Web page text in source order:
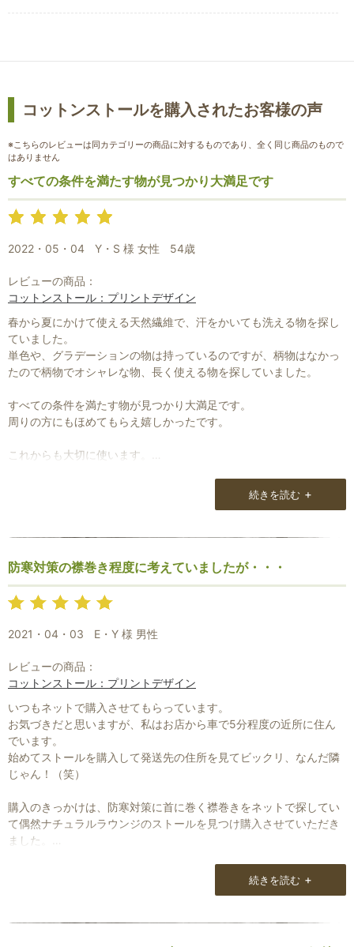
コットンストールを購入されたお客様の声
※こちらのレビューは同カテゴリーの商品に対するものであり、全く同じ商品のもので
はありません
すべての条件を満たす物が見つかり大満足です
2022・05・04 Y・S 様 女性 54歳
レビューの商品：
コットンストール：プリントデザイン
春から夏にかけて使える天然繊維で、汗をかいても洗える物を探し
ていました。
単色や、グラデーションの物は持っているのですが、柄物はなかっ
たので柄物でオシャレな物、長く使える物を探していました。
すべての条件を満たす物が見つかり大満足です。
周りの方にもほめてもらえ嬉しかったです。
これからも大切に使います。
続きを読む +
防寒対策の襟巻き程度に考えていましたが・・・
2021・04・03 E・Y 様 男性
レビューの商品：
コットンストール：プリントデザイン
いつもネットで購入させてもらっています。
お気づきだと思いますが、私はお店から車で5分程度の近所に住ん
でいます。
始めてストールを購入して発送先の住所を見てビックリ、なんだ隣
じゃん！（笑）
購入のきっかけは、防寒対策に首に巻く襟巻きをネットで探してい
て偶然ナチュラルラウンジのストールを見つけ購入させていただき
ました。
防寒対策の襟巻き程度に考えていましたが、送られてきたストール
更に松本の寒い冬に首にひと巻きするだけでとても温かくすごせま
続きを読む +